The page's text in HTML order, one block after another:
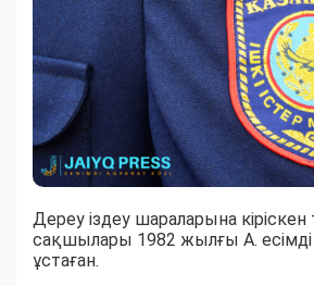
Дереу іздеу шараларына кіріскен
сақшылары 1982 жылғы А.
ұстаған.